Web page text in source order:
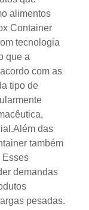
alimentos
Container
tecnologia
que a
com as
tipo de
das
também
Esses
demandas
pesadas.